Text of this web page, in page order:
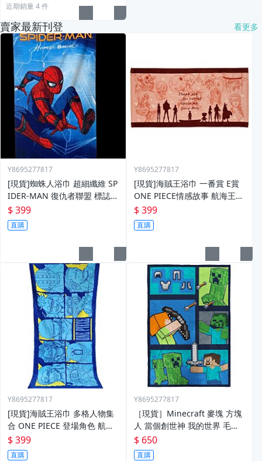
近期銷量 4 件
賣家最新刊登 看更多
Y8695277817
[現貨]蜘蛛人浴巾 超細纖維 SP
IDER-MAN 復仇者聯盟 標誌
MARVEL 沙灘巾 運動健身巾
生日交換禮物
$ 399
直購
Y8695277817
[現貨]海賊王浴巾 一番賞 E賞
ONE PIECE情感故事 航海王
運動健身洗澡巾 生日交換禮物
$ 399
直購
Y8695277817
[現貨]海賊王浴巾 多格人物集
合 ONE PIECE 登場角色 航海
王 運動健身洗澡巾 生日交換禮
物
$ 399
直購
Y8695277817
［現貨］Minecraft 麥塊 方塊
人 當個創世神 我的世界 毛毯
幼稚園 空調被 午睡毯床蓋毯童
毯車用毯交換生日禮物
$ 650
直購